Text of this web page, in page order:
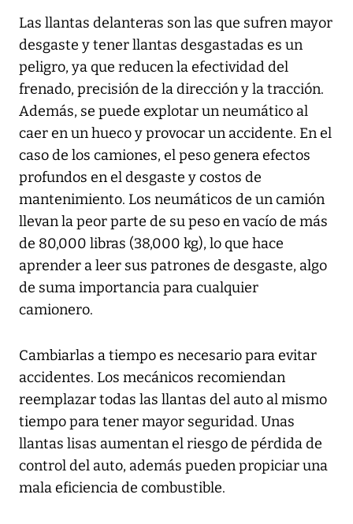
Las llantas delanteras son las que sufren mayor
desgaste y tener llantas desgastadas es un
peligro, ya que reducen la efectividad del
frenado, precisión de la dirección y la tracción.
Además, se puede explotar un neumático al
caer en un hueco y provocar un accidente. En el
caso de los camiones, el peso genera efectos
profundos en el desgaste y costos de
mantenimiento. Los neumáticos de un camión
llevan la peor parte de su peso en vacío de más
de 80,000 libras (38,000 kg), lo que hace
aprender a leer sus patrones de desgaste, algo
de suma importancia para cualquier
camionero.
Cambiarlas a tiempo es necesario para evitar
accidentes. Los mecánicos recomiendan
reemplazar todas las llantas del auto al mismo
tiempo para tener mayor seguridad. Unas
llantas lisas aumentan el riesgo de pérdida de
control del auto, además pueden propiciar una
mala eficiencia de combustible.